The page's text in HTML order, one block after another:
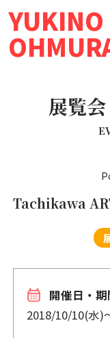
YUKINO
展覧
Tachikawa
開催日・期
2018/10/10(水)